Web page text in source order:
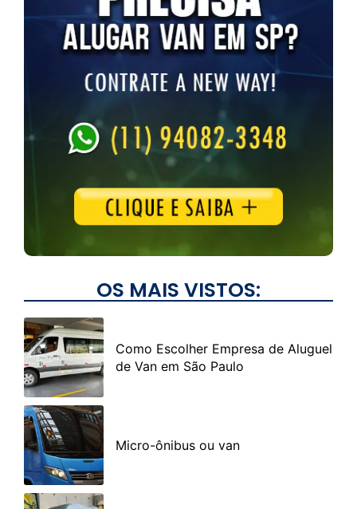
OS MAIS VISTOS:
Como Escolher Empresa de Aluguel
de Van em São Paulo
Micro-ônibus ou van